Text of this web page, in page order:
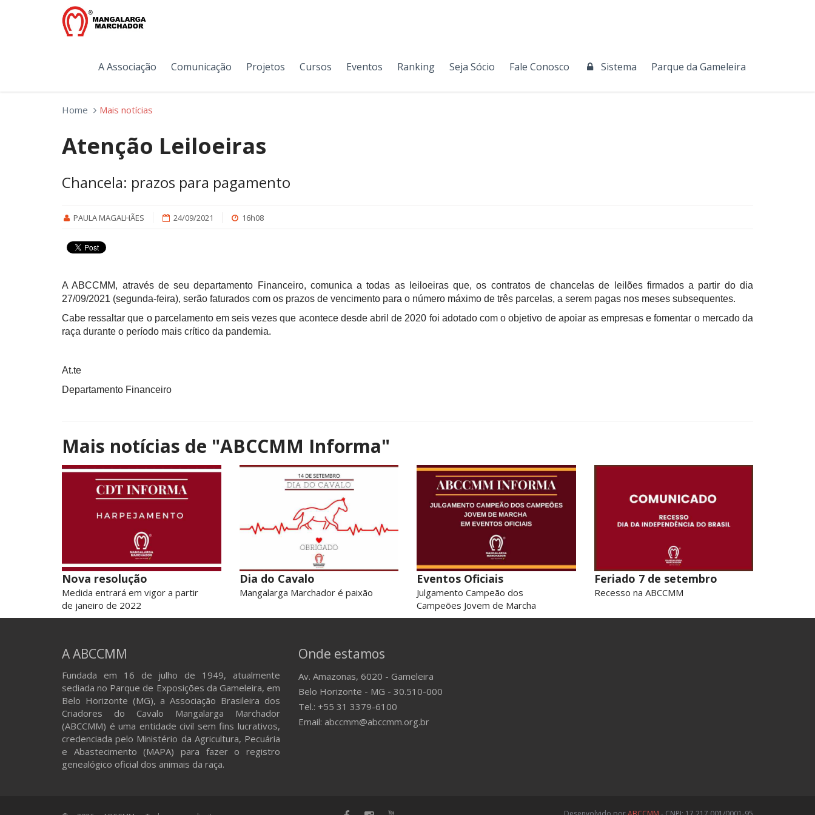
A Associação Comunicação Projetos Cursos Eventos Ranking Seja Sócio Fale Conosco Sistema Parque da Gameleira
Home Mais notícias
Atenção Leiloeiras
Chancela: prazos para pagamento
PAULA MAGALHÃES 24/09/2021 16h08
A ABCCMM, através de seu departamento Financeiro, comunica a todas as leiloeiras que, os contratos de chancelas de leilões firmados a partir do dia
27/09/2021 (segunda-feira), serão faturados com os prazos de vencimento para o número máximo de três parcelas, a serem pagas nos meses subsequentes.
Cabe ressaltar que o parcelamento em seis vezes que acontece desde abril de 2020 foi adotado com o objetivo de apoiar as empresas e fomentar o mercado da
raça durante o período mais crítico da pandemia.
At.te
Departamento Financeiro
Mais notícias de "ABCCMM Informa"
Nova resolução
Medida entrará em vigor a partir
de janeiro de 2022
Dia do Cavalo
Mangalarga Marchador é paixão
Eventos Oficiais
Julgamento Campeão dos
Campeões Jovem de Marcha
Feriado 7 de setembro
Recesso na ABCCMM
A ABCCMM
Fundada em 16 de julho de 1949, atualmente
sediada no Parque de Exposições da Gameleira, em
Belo Horizonte (MG), a Associação Brasileira dos
Criadores do Cavalo Mangalarga Marchador
(ABCCMM) é uma entidade civil sem fins lucrativos,
credenciada pelo Ministério da Agricultura, Pecuária
e Abastecimento (MAPA) para fazer o registro
genealógico oficial dos animais da raça.
Onde estamos
Av. Amazonas, 6020 - Gameleira
Belo Horizonte - MG - 30.510-000
Tel.: +55 31 3379-6100
Email: abccmm@abccmm.org.br